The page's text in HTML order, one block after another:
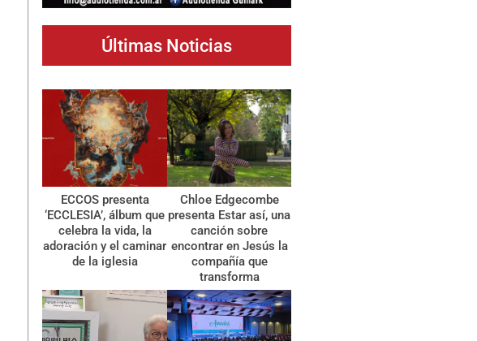
Últimas Noticias
ECCOS presenta
‘ECCLESIA’, álbum que
celebra la vida, la
adoración y el caminar
de la iglesia
Chloe Edgecombe
presenta Estar así, una
canción sobre
encontrar en Jesús la
compañía que
transforma